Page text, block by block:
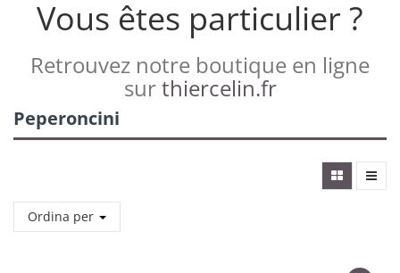
Vous êtes particulier ?
Retrouvez notre boutique en ligne
surthiercelin.fr
Peperoncini
Ordina per